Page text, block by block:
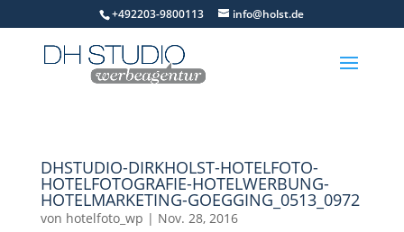
+492203-9800113 info@holst.de
DHSTUDIO-DIRKHOLST-HOTELFOTO-
HOTELFOTOGRAFIE-HOTELWERBUNG-
HOTELMARKETING-GOEGGING_0513_0972
von hotelfoto_wp | Nov. 28, 2016